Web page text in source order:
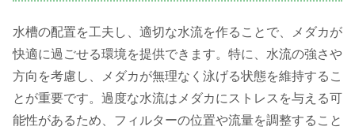
水槽の配置を工夫し、適切な水流を作ることで、メダカが
快適に過ごせる環境を提供できます。特に、水流の強さや
方向を考慮し、メダカが無理なく泳げる状態を維持するこ
とが重要です。過度な水流はメダカにストレスを与える可
能性があるため、フィルターの位置や流量を調整すること